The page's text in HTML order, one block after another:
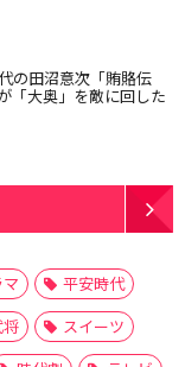
の田沼意次「賄賂伝
「大奥」を敵に回した
平安時代
スイーツ